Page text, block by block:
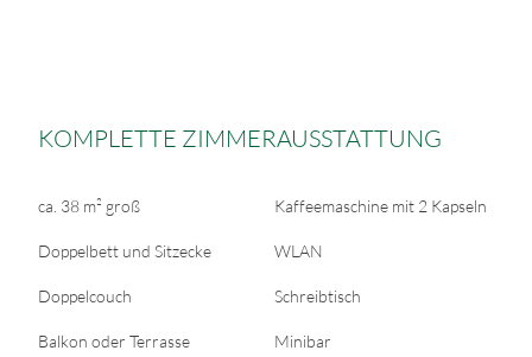
KOMPLETTE ZIMMERAUSSTATTUNG
ca. 38 m² groß
Doppelbett und Sitzecke
Doppelcouch
Balkon oder Terrasse
Kaffeemaschine mit 2 Kapseln
WLAN
Schreibtisch
Minibar